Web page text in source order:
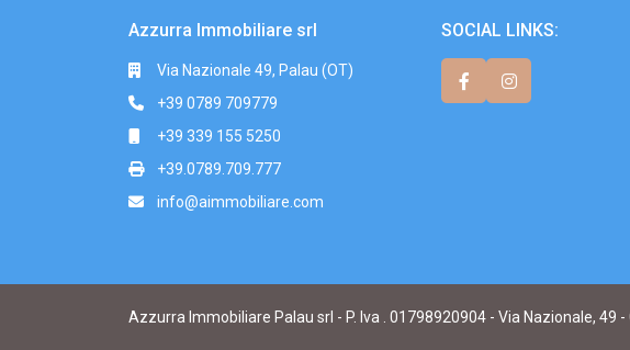
Azzurra Immobiliare srl
Via Nazionale 49, Palau (OT)
+39 0789 709779
+39 339 155 5250
+39.0789.709.777
info@aimmobiliare.com
SOCIAL LINKS:
Azzurra Immobiliare Palau srl - P. Iva . 01798920904 - Via Nazionale, 49